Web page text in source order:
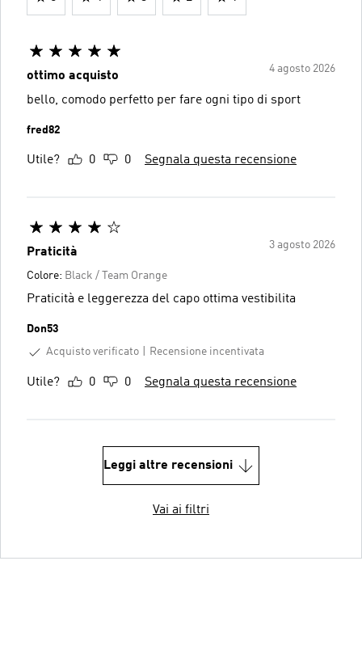
4 agosto 2026
ottimo acquisto
bello, comodo perfetto per fare ogni tipo di sport
fred82
Utile? 0 0 Segnala questa recensione
3 agosto 2026
Praticità
Colore: Black / Team Orange
Praticità e leggerezza del capo ottima vestibilita
Don53
Acquisto verificato
Recensione incentivata
Utile? 0 0 Segnala questa recensione
Leggi altre recensioni
Vai ai filtri